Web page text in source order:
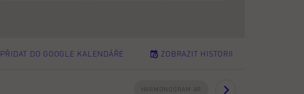
PŘIDAT DO GOOGLE KALENDÁŘE ZOBRAZIT HISTORII
HARMONOGRAM AR